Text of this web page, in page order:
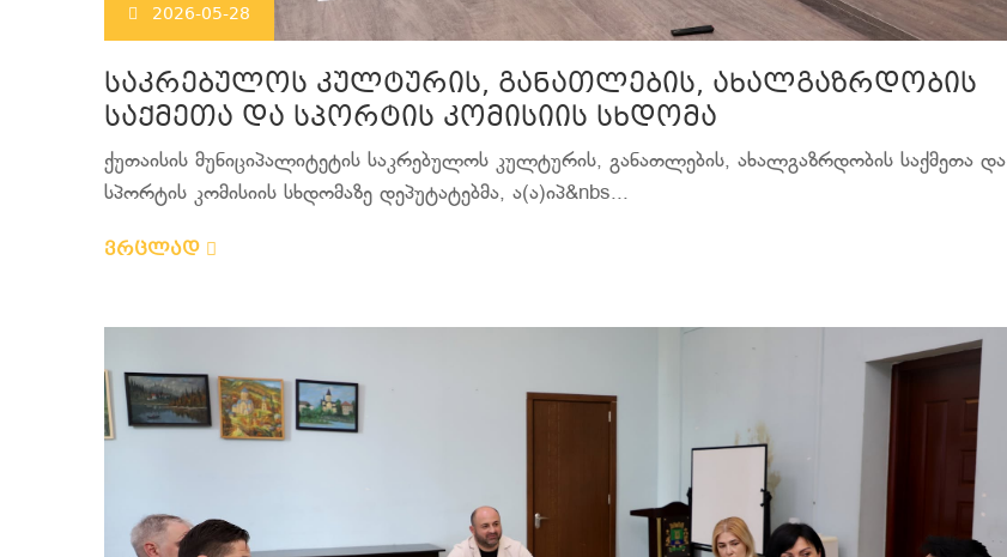
2026-05-28
საკრებულოს კულტურის, განათლების, ახალგაზრდობის
საქმეთა და სპორტის კომისიის სხდომა
ქუთაისის მუნიციპალიტეტის საკრებულოს კულტურის, განათლების, ახალგაზრდობის საქმეთა და
სპორტის კომისიის სხდომაზე დეპუტატებმა, ა(ა)იპ&nbs...
ვრცლად